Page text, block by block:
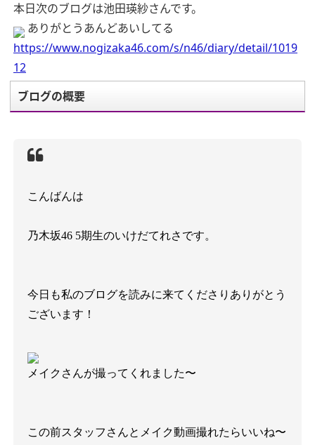
本日次のブログは池田瑛紗さんです。
ありがとうあんどあいしてる
https://www.nogizaka46.com/s/n46/diary/detail/1019
12
ブログの概要
こんばんは
乃木坂46 5期生のいけだてれさです。
今日も私のブログを読みに来てくださりありがとう
ございます！
メイクさんが撮ってくれました〜
この前スタッフさんとメイク動画撮れたらいいね〜